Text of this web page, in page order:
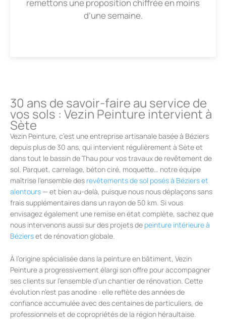
remettons une proposition chiffrée en moins
d’une semaine.
30 ans de savoir-faire au service de
vos sols : Vezin Peinture intervient à
Sète
Vezin Peinture, c’est une entreprise artisanale basée à Béziers
depuis plus de 30 ans, qui intervient régulièrement à Sète et
dans tout le bassin de Thau pour vos travaux de revêtement de
sol. Parquet, carrelage, béton ciré, moquette… notre équipe
maîtrise l’ensemble des revêtements de sol posés à Béziers et
alentours — et bien au-delà, puisque nous nous déplaçons sans
frais supplémentaires dans un rayon de 50 km. Si vous
envisagez également une remise en état complète, sachez que
nous intervenons aussi sur des projets de peinture intérieure à
Bézierset de rénovation globale.
À l’origine spécialisée dans la peinture en bâtiment, Vezin
Peinture a progressivement élargi son offre pour accompagner
ses clients sur l’ensemble d’un chantier de rénovation. Cette
évolution n’est pas anodine : elle reflète des années de
confiance accumulée avec des centaines de particuliers, de
professionnels et de copropriétés de la région héraultaise.